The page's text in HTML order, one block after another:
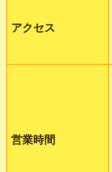
アクセス
営業時間